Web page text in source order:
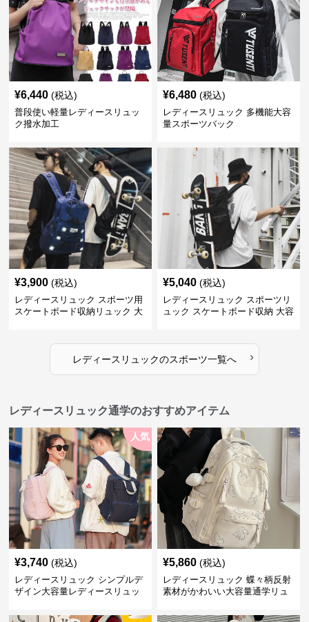
¥6,440 (税込)
普段使い軽量レディースリュッ
ク撥水加工
¥6,480 (税込)
レディースリュック 多機能大容
量スポーツバック
¥3,900 (税込)
レディースリュック スポーツ用
スケートボード収納リュック 大
¥5,040 (税込)
レディースリュック スポーツリ
ュック スケートボード収納 大容
レディースリュックのスポーツ一覧へ ›
レディースリュック通学のおすすめアイテム
人気
¥3,740 (税込)
レディースリュック シンプルデ
ザイン大容量レディースリュッ
¥5,860 (税込)
レディースリュック 蝶々柄反射
素材がかわいい大容量通学リュ